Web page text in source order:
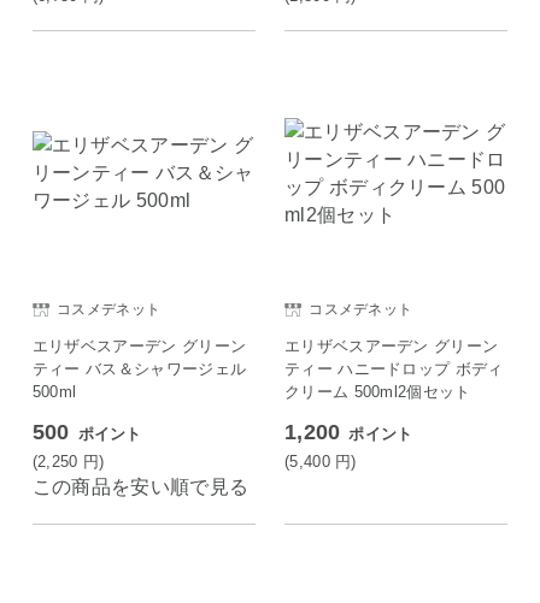
コスメデネット
エリザベスアーデン グリーン
ティー バス＆シャワージェル
500ml
500 ポイント
(2,250 円)
この商品を安い順で見る
コスメデネット
エリザベスアーデン グリーン
ティー ハニードロップ ボディ
クリーム 500ml2個セット
1,200 ポイント
(5,400 円)